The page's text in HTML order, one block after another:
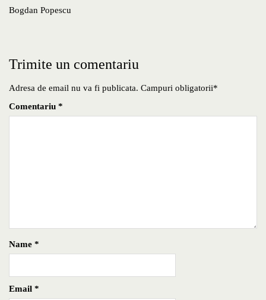
Bogdan Popescu
Trimite un comentariu
Adresa de email nu va fi publicata. Campuri obligatorii*
Comentariu *
Name *
Email *